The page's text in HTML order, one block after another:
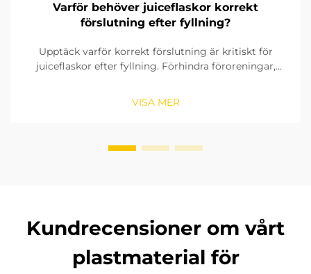
Varför behöver juiceflaskor korrekt
förslutning efter fyllning?
Upptäck varför korrekt förslutning är kritiskt för
juiceflaskor efter fyllning. Förhindra föroreningar,
VISA MER
Kundrecensioner om vårt
plastmaterial för